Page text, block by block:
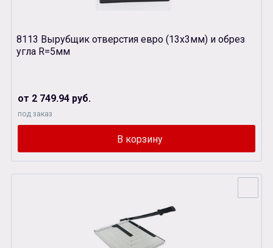
8113 Вырубщик отверстия евро (13х3мм) и обрез
угла R=5мм
от 2 749.94 руб.
под заказ